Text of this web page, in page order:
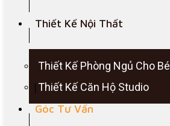
Thiết Kế Nội Thất
Thiết Kế Phòng Ngủ Cho Bé
Thiết Kế Căn Hộ Studio
Góc Tư Vấn